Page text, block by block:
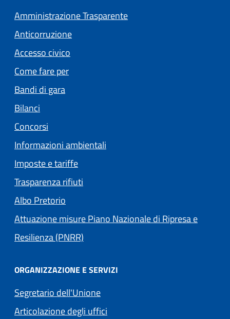
Amministrazione Trasparente
Anticorruzione
Accesso civico
Come fare per
Bandi di gara
Bilanci
Concorsi
Informazioni ambientali
Imposte e tariffe
Trasparenza rifiuti
Albo Pretorio
Attuazione misure Piano Nazionale di Ripresa e
Resilienza (PNRR)
ORGANIZZAZIONE E SERVIZI
Segretario dell'Unione
Articolazione degli uffici